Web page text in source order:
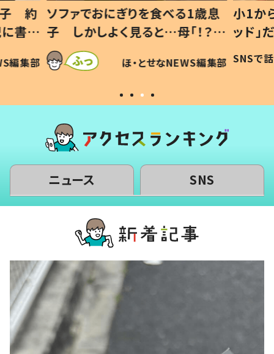
歳息
？」
編集部
小1から不登校、息子は「ギフテ
ッド」だった 父が“ウチ給食”を
作り続ける理由とは #令和の親
#令和の子
SNSで話題 ほ・とせなNEWS編集部
ひ孫
が、抱
「涙
い」
ニュース SNS